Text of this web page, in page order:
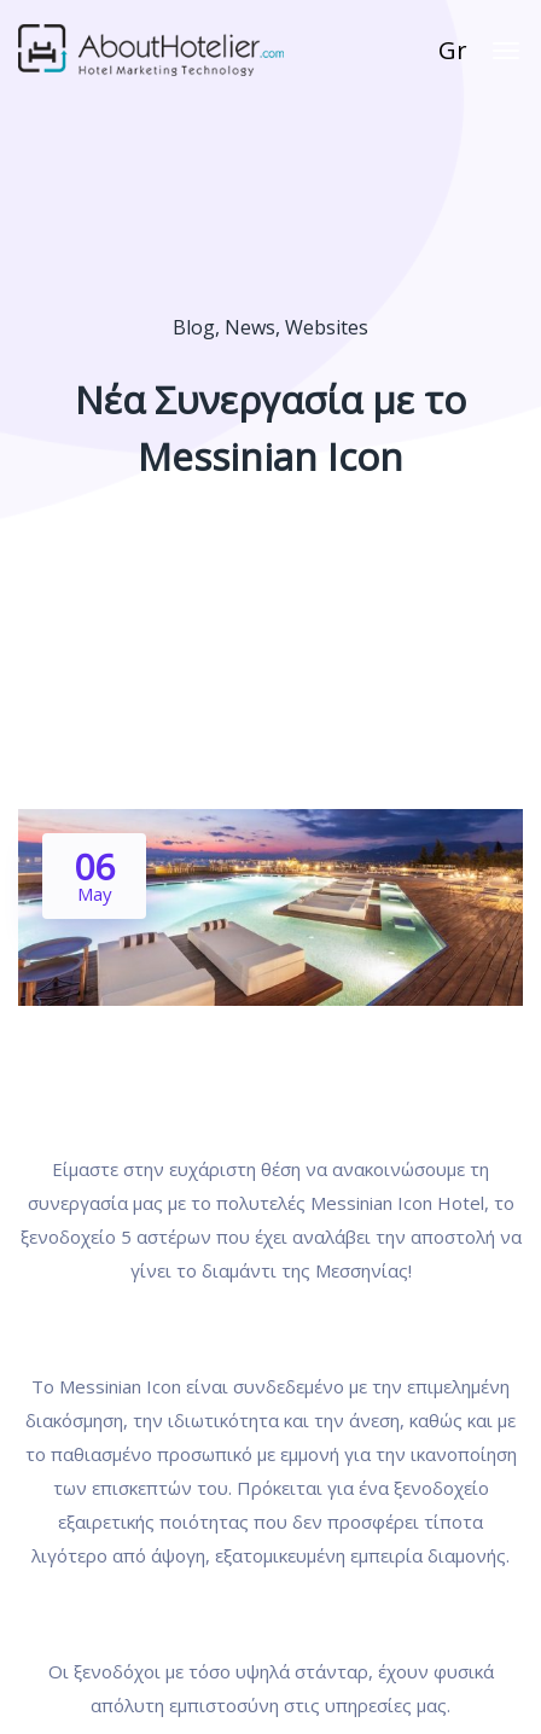
Gr
Blog, News, Websites
Νέα Συνεργασία με το
Messinian Icon
06
May
Είμαστε στην ευχάριστη θέση να ανακοινώσουμε τη
συνεργασία μας με το πολυτελές Messinian Icon Hotel, το
ξενοδοχείο 5 αστέρων που έχει αναλάβει την αποστολή να
γίνει το διαμάντι της Μεσσηνίας!
Το Messinian Icon είναι συνδεδεμένο με την επιμελημένη
διακόσμηση, την ιδιωτικότητα και την άνεση, καθώς και με
το παθιασμένο προσωπικό με εμμονή για την ικανοποίηση
των επισκεπτών του. Πρόκειται για ένα ξενοδοχείο
εξαιρετικής ποιότητας που δεν προσφέρει τίποτα
λιγότερο από άψογη, εξατομικευμένη εμπειρία διαμονής.
Οι ξενοδόχοι με τόσο υψηλά στάνταρ, έχουν φυσικά
απόλυτη εμπιστοσύνη στις υπηρεσίες μας.